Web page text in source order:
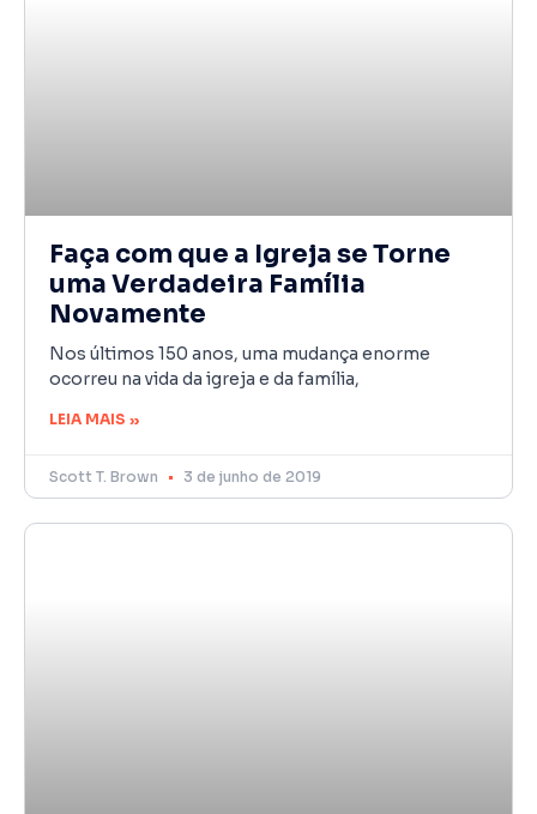
Faça com que a Igreja se Torne
uma Verdadeira Família
Novamente
Nos últimos 150 anos, uma mudança enorme
ocorreu na vida da igreja e da família,
LEIA MAIS »
Scott T. Brown 3 de junho de 2019